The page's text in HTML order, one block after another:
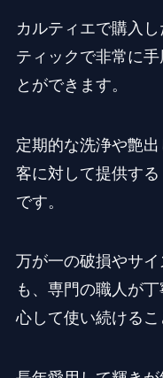
カルティエで購入
ティックで非常に
とができます。
定期的な洗浄や艶
客に対して提供す
です。
万が一の破損やサ
も、専門の職人が
心して使い続けるこ